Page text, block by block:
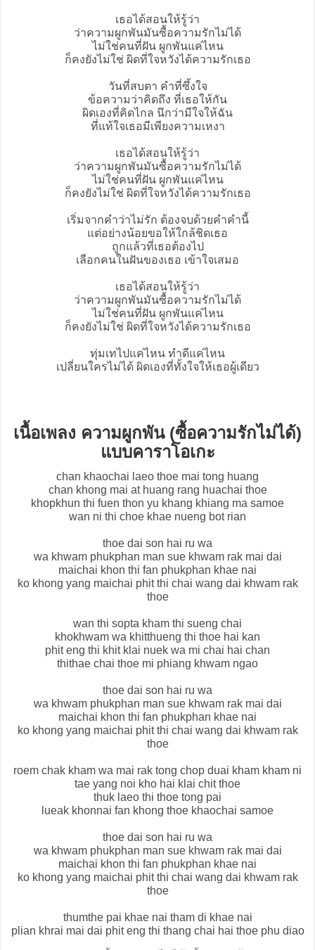
เธอได้สอนให้รู้ว่า
ว่าความผูกพันมันซื้อความรักไม่ได้
ไม่ใช่คนที่ฝัน ผูกพันแค่ไหน
ก็คงยังไม่ใช่ ผิดที่ใจหวังได้ความรักเธอ
วันที่สบตา คำที่ซึ้งใจ
ข้อความว่าคิดถึง ที่เธอให้กัน
ผิดเองที่คิดไกล นึกว่ามีใจให้ฉัน
ที่แท้ใจเธอมีเพียงความเหงา
เธอได้สอนให้รู้ว่า
ว่าความผูกพันมันซื้อความรักไม่ได้
ไม่ใช่คนที่ฝัน ผูกพันแค่ไหน
ก็คงยังไม่ใช่ ผิดที่ใจหวังได้ความรักเธอ
เริ่มจากคำว่าไม่รัก ต้องจบด้วยคำคำนี้
แต่อย่างน้อยขอให้ใกล้ชิดเธอ
ถูกแล้วที่เธอต้องไป
เลือกคนในฝันของเธอ เข้าใจเสมอ
เธอได้สอนให้รู้ว่า
ว่าความผูกพันมันซื้อความรักไม่ได้
ไม่ใช่คนที่ฝัน ผูกพันแค่ไหน
ก็คงยังไม่ใช่ ผิดที่ใจหวังได้ความรักเธอ
ทุ่มเทไปแค่ไหน ทำดีแค่ไหน
เปลี่ยนใครไม่ได้ ผิดเองที่ทั้งใจให้เธอผู้เดียว
เนื้อเพลง ความผูกพัน (ซื้อความรักไม่ได้)
แบบคาราโอเกะ
chan khaochai laeo thoe mai tong huang
chan khong mai at huang rang huachai thoe
khopkhun thi fuen thon yu khang khiang ma samoe
wan ni thi choe khae nueng bot rian
thoe dai son hai ru wa
wa khwam phukphan man sue khwam rak mai dai
maichai khon thi fan phukphan khae nai
ko khong yang maichai phit thi chai wang dai khwam rak
thoe
wan thi sopta kham thi sueng chai
khokhwam wa khitthueng thi thoe hai kan
phit eng thi khit klai nuek wa mi chai hai chan
thithae chai thoe mi phiang khwam ngao
thoe dai son hai ru wa
wa khwam phukphan man sue khwam rak mai dai
maichai khon thi fan phukphan khae nai
ko khong yang maichai phit thi chai wang dai khwam rak
thoe
roem chak kham wa mai rak tong chop duai kham kham ni
tae yang noi kho hai klai chit thoe
thuk laeo thi thoe tong pai
lueak khonnai fan khong thoe khaochai samoe
thoe dai son hai ru wa
wa khwam phukphan man sue khwam rak mai dai
maichai khon thi fan phukphan khae nai
ko khong yang maichai phit thi chai wang dai khwam rak
thoe
thumthe pai khae nai tham di khae nai
plian khrai mai dai phit eng thi thang chai hai thoe phu diao